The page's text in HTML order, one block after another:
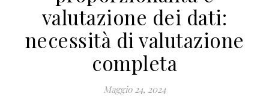
valutazione dei dati:
necessità di valutazione
completa
Maggio 24, 2024